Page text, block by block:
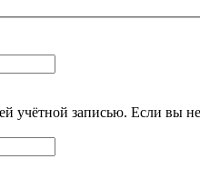
учётной записью. Если вы